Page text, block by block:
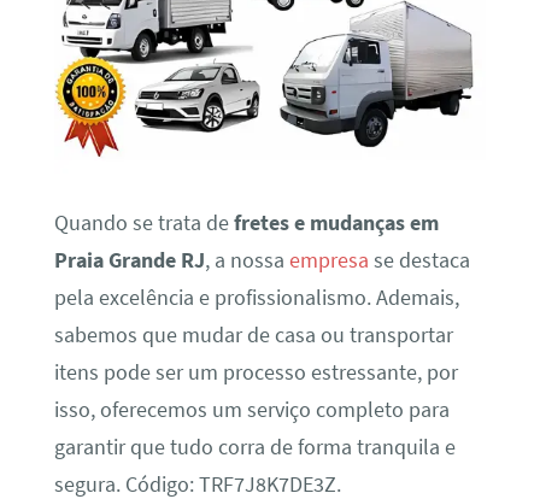
Quando se trata defretes e mudanças em
Praia Grande RJ, a nossa empresa se destaca
pela excelência e profissionalismo. Ademais,
sabemos que mudar de casa ou transportar
itens pode ser um processo estressante, por
isso, oferecemos um serviço completo para
garantir que tudo corra de forma tranquila e
segura. Código: TRF7J8K7DE3Z.